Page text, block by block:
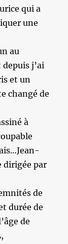
qui a
une
au
j’ai
et un
changé de
à
dirigée par
de
durée de
de